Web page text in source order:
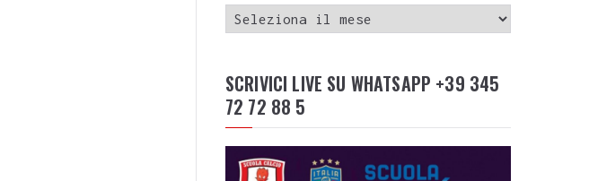
SCRIVICI LIVE SU WHATSAPP +39 345
72 72 88 5